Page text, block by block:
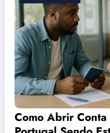
Como Abrir Conta